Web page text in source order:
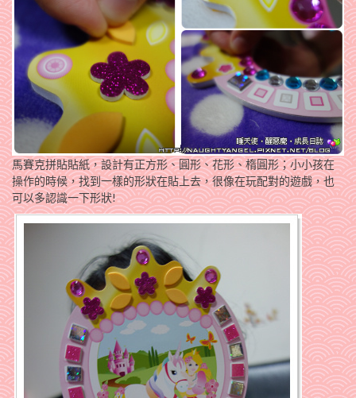
馬賽克拼貼貼紙，設計有正方形、圓形、花形、楕圓形；小小孩在
操作的時候，找到一樣的形狀在貼上去，很像在玩配對的遊戲，也
可以多認識一下形狀!